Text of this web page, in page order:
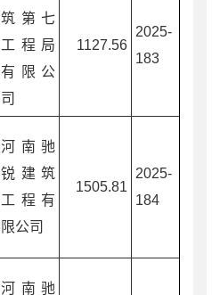
筑第七
工程局
有限公
司
1127.56
2025-
183
河南驰
锐建筑
工程有
限公司
1505.81
2025-
184
河南驰